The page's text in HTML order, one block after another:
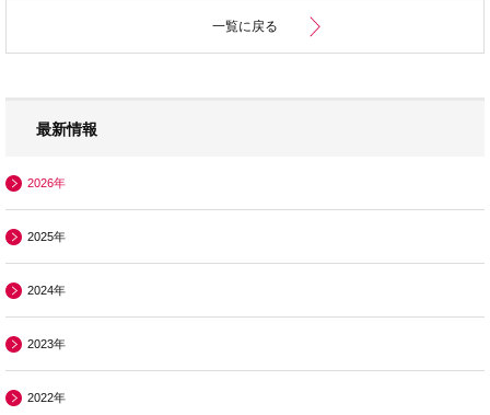
一覧に戻る
最新情報
2026年
2025年
2024年
2023年
2022年